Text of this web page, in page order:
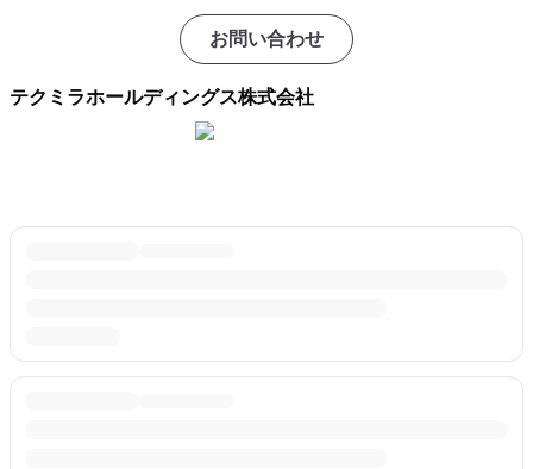
お問い合わせ
テクミラホールディングス株式会社